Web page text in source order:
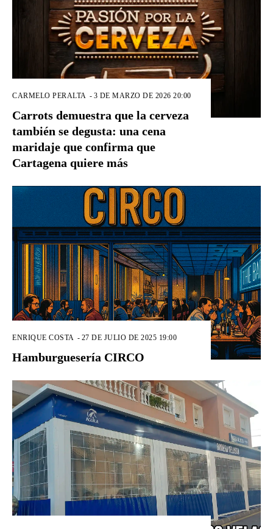
CARMELO PERALTA - 3 DE MARZO DE 2026 20:00
Carrots demuestra que la cerveza
también se degusta: una cena
maridaje que confirma que
Cartagena quiere más
ENRIQUE COSTA - 27 DE JULIO DE 2025 19:00
Hamburguesería CIRCO